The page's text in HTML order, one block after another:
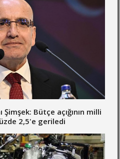
Bütçe açığının milli
2,5'e geriledi